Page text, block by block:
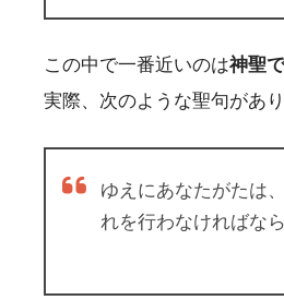
この中で一番近いのは神聖
実際、次のような聖句があり
ゆえにあなたがたは
れを行わなければな